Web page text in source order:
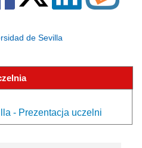
de Sevilla
- Prezentacja uczelni